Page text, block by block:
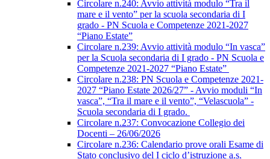
Circolare n.240: Avvio attività modulo “Tra il
mare e il vento” per la scuola secondaria di I
grado - PN Scuola e Competenze 2021-2027
“Piano Estate”
Circolare n.239: Avvio attività modulo “In vasca”
per la Scuola secondaria di I grado - PN Scuola e
Competenze 2021-2027 “Piano Estate”
Circolare n.238: PN Scuola e Competenze 2021-
2027 “Piano Estate 2026/27” - Avvio moduli “In
vasca”, “Tra il mare e il vento”, “Velascuola” -
Scuola secondaria di I grado.
Circolare n.237: Convocazione Collegio dei
Docenti – 26/06/2026
Circolare n.236: Calendario prove orali Esame di
Stato conclusivo del I ciclo d’istruzione a.s.